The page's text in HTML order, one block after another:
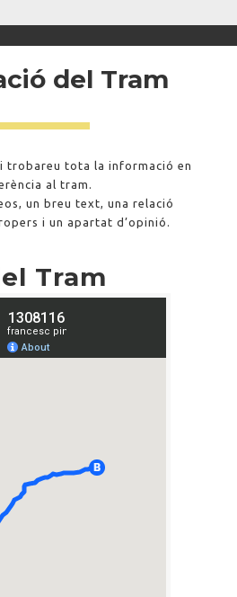
del Tram
trobareu tota la informació en
al tram.
un breu text, una relació
i un apartat d’opinió.
Tram